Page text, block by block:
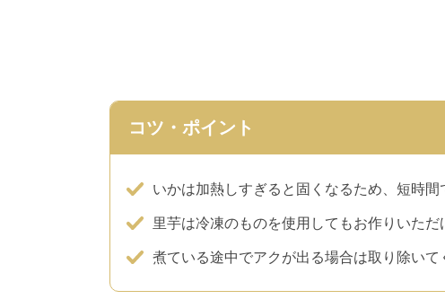
コツ・ポイント
いかは加熱しすぎると固くなるため、短時間
里芋は冷凍のものを使用してもお作りいただ
煮ている途中でアクが出る場合は取り除いて